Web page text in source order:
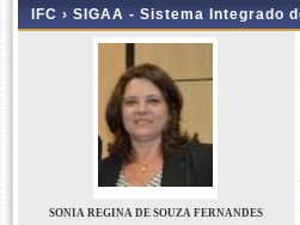
IFC › SIGAA - Sistema Integrado
SONIA REGINA DE SOUZA FERNANDES